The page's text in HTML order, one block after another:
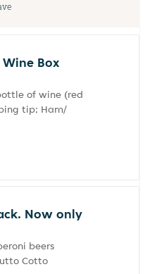
Box
of wine (red
tip; Ham/
Now only
beers
Cotto